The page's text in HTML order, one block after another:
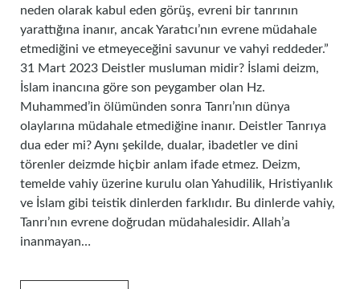
neden olarak kabul eden görüş, evreni bir tanrının
yarattığına inanır, ancak Yaratıcı’nın evrene müdahale
etmediğini ve etmeyeceğini savunur ve vahyi reddeder.”
31 Mart 2023 Deistler musluman midir? İslami deizm,
İslam inancına göre son peygamber olan Hz.
Muhammed’in ölümünden sonra Tanrı’nın dünya
olaylarına müdahale etmediğine inanır. Deistler Tanrıya
dua eder mi? Aynı şekilde, dualar, ibadetler ve dini
törenler deizmde hiçbir anlam ifade etmez. Deizm,
temelde vahiy üzerine kurulu olan Yahudilik, Hristiyanlık
ve İslam gibi teistik dinlerden farklıdır. Bu dinlerde vahiy,
Tanrı’nın evrene doğrudan müdahalesidir. Allah’a
inanmayan…